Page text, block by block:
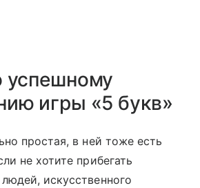
успешному
игры «5 букв»
простая, в ней тоже есть
не хотите прибегать
искусственного